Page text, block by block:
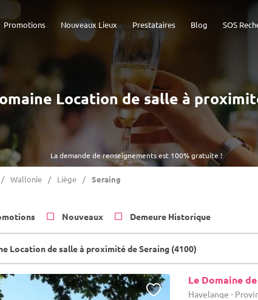
SOS
Blog
Prestataires
Nouveaux Lieux
Promotions
La demande de renseignements est 100% gratuite !
Location de salle à
Wallonie Liège Seraing
Nouveaux Demeure Historique
Location de salle à proximité de Seraing (4100)
Le Domaine
Havelange -